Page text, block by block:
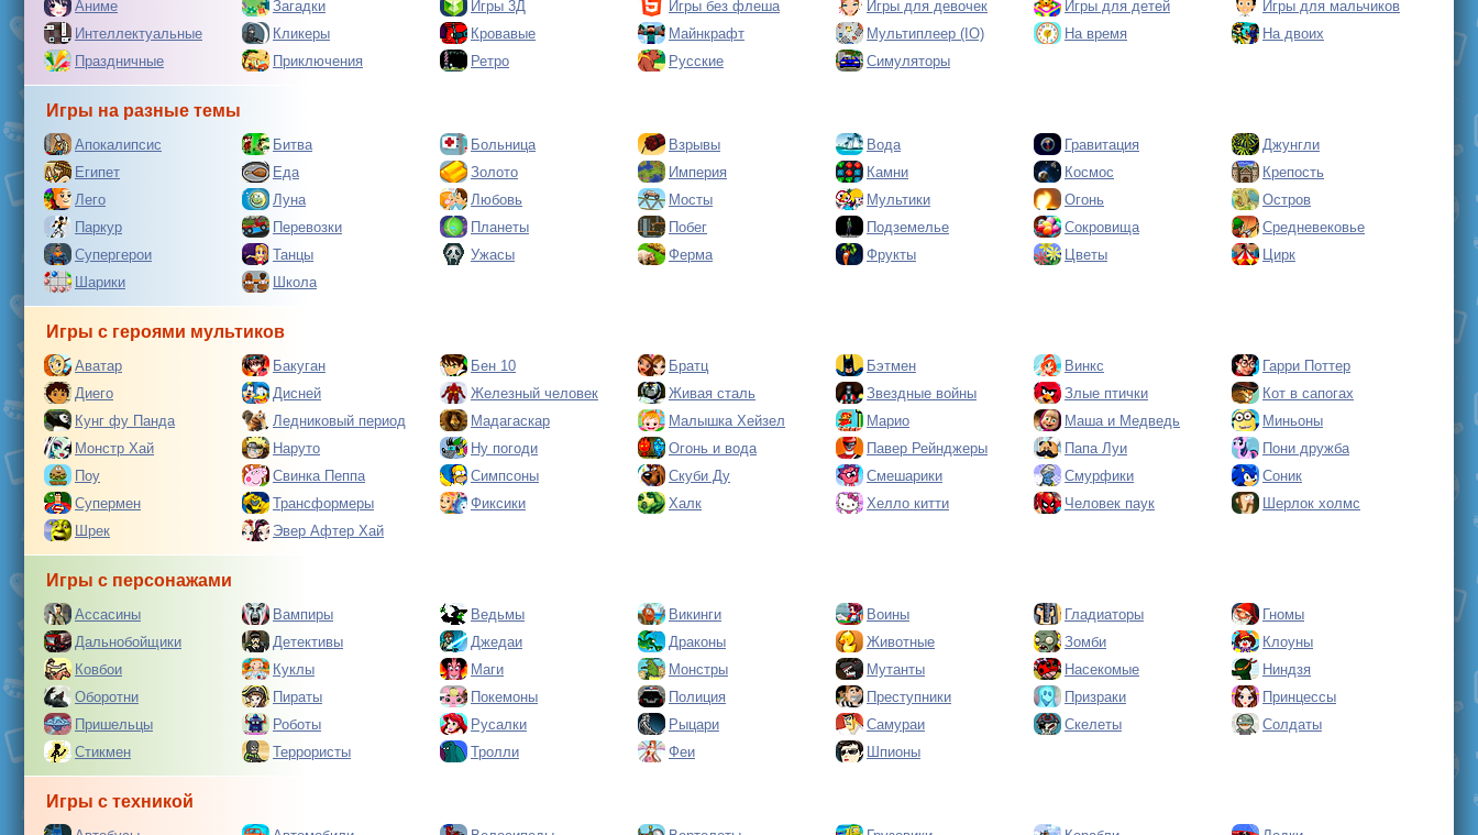
Аниме Загадки Игры 3Д Игры без флеша Игры для девочек Игры для детей
Игры для мальчиков
Интеллектуальные
Кликеры Кровавые Майнкрафт Мультиплеер (IO) На время
На двоих
Праздничные
Приключения Ретро Русские Симуляторы
Игры на разные темы
Апокалипсис Битва Больница Взрывы Вода Гравитация
Джунгли
Египет
Еда Золото Империя Камни Космос
Крепость
Лего
Луна Любовь Мосты Мультики Огонь
Остров
Паркур
Перевозки Планеты Побег Подземелье Сокровища
Средневековье
Супергерои
Танцы Ужасы Ферма Фрукты Цветы
Цирк
Шарики
Школа
Игры с героями мультиков
Аватар Бакуган Бен 10 Братц Бэтмен Винкс
Гарри Поттер
Диего
Дисней Железный человек Живая сталь Звездные войны Злые птички
Кот в сапогах
Кунг фу Панда
Ледниковый период Мадагаскар Малышка Хейзел Марио Маша и Медведь
Миньоны
Монстр Хай
Наруто Ну погоди Огонь и вода Павер Рейнджеры Папа Луи
Пони дружба
Поу
Свинка Пеппа Симпсоны Скуби Ду Смешарики Смурфики
Соник
Супермен
Трансформеры Фиксики Халк Хелло китти Человек паук
Шерлок холмс
Шрек
Эвер Афтер Хай
Игры с персонажами
Ассасины Вампиры Ведьмы Викинги Воины Гладиаторы
Гномы
Дальнобойщики
Детективы Джедаи Драконы Животные Зомби
Клоуны
Ковбои
Куклы Маги Монстры Мутанты Насекомые
Ниндзя
Оборотни
Пираты Покемоны Полиция Преступники Призраки
Принцессы
Пришельцы
Роботы Русалки Рыцари Самураи Скелеты
Солдаты
Стикмен
Террористы Тролли Феи Шпионы
Игры с техникой